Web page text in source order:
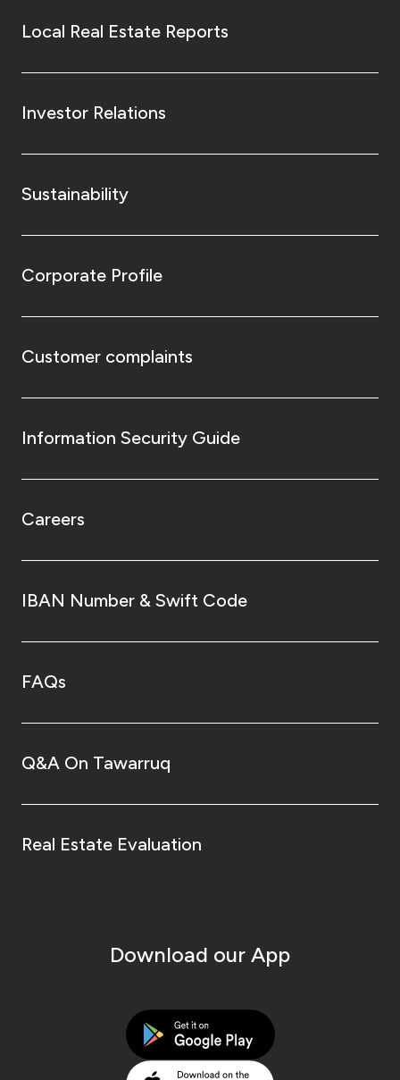
Local Real Estate Reports
Investor Relations
Sustainability
Corporate Profile
Customer complaints
Information Security Guide
Careers
IBAN Number & Swift Code
FAQs
Q&A On Tawarruq
Real Estate Evaluation
Download our App